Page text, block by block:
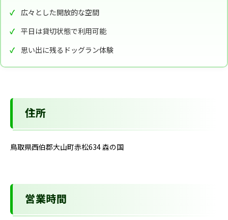
広々とした開放的な空間
平日は貸切状態で利用可能
思い出に残るドッグラン体験
住所
鳥取県西伯郡大山町赤松634 森の国
営業時間